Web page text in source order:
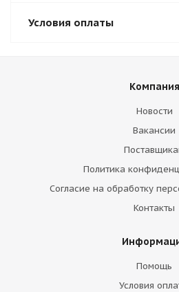
Условия оплаты
Компания
Новости
Вакансии
Политика
Согласие на обработку
Контакты
Помощь
Условия